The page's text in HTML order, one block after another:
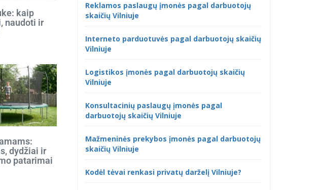
kaip
naudoti ir
dydžiai ir
patarimai
Reklamos paslaugų įmonės pagal darbuotojų
skaičių Vilniuje
Interneto parduotuvės pagal darbuotojų skaičių
Vilniuje
Logistikos įmonės pagal darbuotojų skaičių
Vilniuje
Konsultacinių paslaugų įmonės pagal
darbuotojų skaičių Vilniuje
Mažmeninės prekybos įmonės pagal darbuotojų
skaičių Vilniuje
Kodėl tėvai renkasi privatų darželį Vilniuje?